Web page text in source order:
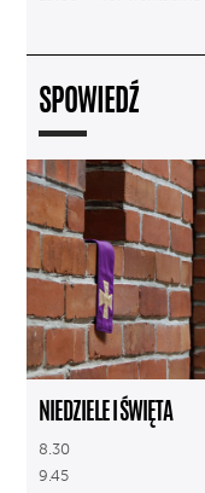
SPOWIEDŹ
NIEDZIELE I ŚWIĘTA
8.30
9.45